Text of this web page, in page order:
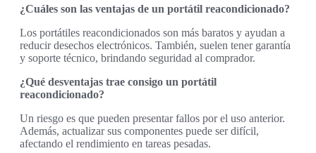
¿Cuáles son las ventajas de un portátil reacondicionado?
Los portátiles reacondicionados son más baratos y ayudan a
reducir desechos electrónicos. También, suelen tener garantía
y soporte técnico, brindando seguridad al comprador.
¿Qué desventajas trae consigo un portátil
reacondicionado?
Un riesgo es que pueden presentar fallos por el uso anterior.
Además, actualizar sus componentes puede ser difícil,
afectando el rendimiento en tareas pesadas.